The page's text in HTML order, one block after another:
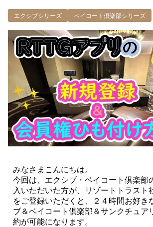
エクシブシリーズ ベイコート倶楽部シリーズ
みなさまこんにちは。
今回は、エクシブ・ベイコート倶楽部
入いただいた方が、リゾートトラスト
をご登録いただくと、２４時間お好き
ブ＆ベイコート倶楽部＆サンクチュア
約が可能になります。